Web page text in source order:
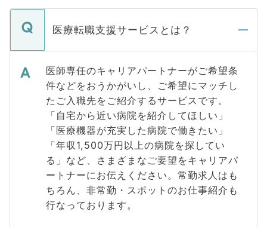
医療転職支援サービスとは？
医師専任のキャリアパートナーがご希望条
件などをおうかがいし、ご希望にマッチし
たご入職先をご紹介するサービスです。
「自宅から近い病院を紹介してほしい」
「医療機器が充実した病院で働きたい」
「年収1,500万円以上の病院を探してい
る」など、さまざまなご要望をキャリアパ
ートナーにお伝えください。常勤求人はも
ちろん、非常勤・スポットのお仕事紹介も
行なっております。